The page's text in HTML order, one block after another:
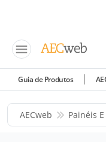
Guia de Produtos
AECweb Painéis